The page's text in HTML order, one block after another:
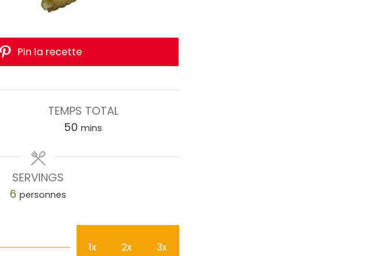
Pin la recette
TEMPS TOTAL
50 mins
SERVINGS
6 personnes
1x 2x 3x